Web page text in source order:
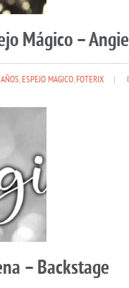
Mágico – Angie
,ESPEJO MAGICO,FOTERIX
– Backstage